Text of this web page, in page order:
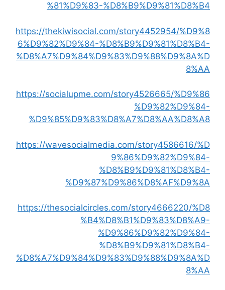
%81%D9%83-%D8%B9%D9%81%D8%B4
https://thekiwisocial.com/story4452954/%D9%8
6%D9%82%D9%84-%D8%B9%D9%81%D8%B4-
%D8%A7%D9%84%D9%83%D9%88%D9%8A%D
8%AA
https://socialupme.com/story4526665/%D9%86
%D9%82%D9%84-
%D9%85%D9%83%D8%A7%D8%AA%D8%A8
https://wavesocialmedia.com/story4586616/%D
9%86%D9%82%D9%84-
%D8%B9%D9%81%D8%B4-
%D9%87%D9%86%D8%AF%D9%8A
https://thesocialcircles.com/story4666220/%D8
%B4%D8%B1%D9%83%D8%A9-
%D9%86%D9%82%D9%84-
%D8%B9%D9%81%D8%B4-
%D8%A7%D9%84%D9%83%D9%88%D9%8A%D
8%AA